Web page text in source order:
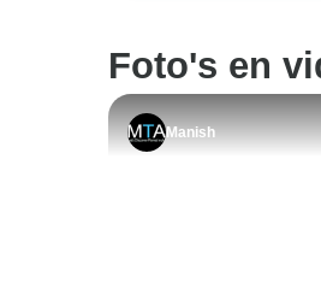
Foto's en
Manish